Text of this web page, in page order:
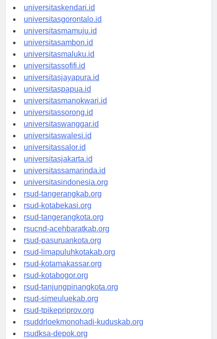
universitasmakassar.id
universitaskendari.id
universitasgorontalo.id
universitasmamuju.id
universitasambon.id
universitasmaluku.id
universitassofifi.id
universitasjayapura.id
universitaspapua.id
universitasmanokwari.id
universitassorong.id
universitaswanggar.id
universitaswalesi.id
universitassalor.id
universitasjakarta.id
universitassamarinda.id
universitasindonesia.org
rsud-tangerangkab.org
rsud-kotabekasi.org
rsud-tangerangkota.org
rsucnd-acehbaratkab.org
rsud-pasuruankota.org
rsud-limapuluhkotakab.org
rsud-kotamakassar.org
rsud-kotabogor.org
rsud-tanjungpinangkota.org
rsud-simeuluekab.org
rsud-tpikepriprov.org
rsuddrloekmonohadi-kuduskab.org